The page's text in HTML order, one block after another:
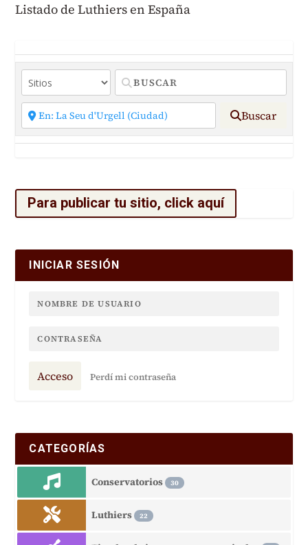
Listado de Luthiers en España
Buscar
Para publicar tu sitio, click aquí
INICIAR SESIÓN
Acceso Perdí mi contraseña
CATEGORÍAS
Conservatorios 30
Luthiers 22